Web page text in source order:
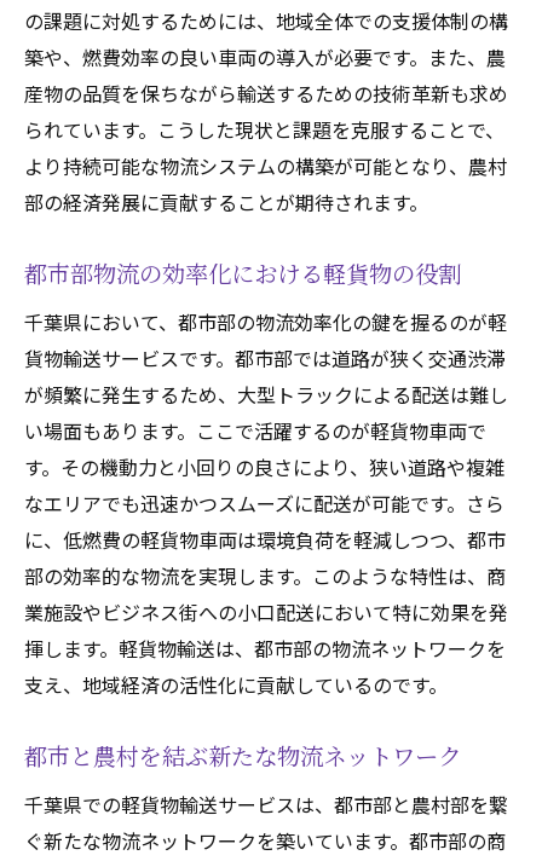
の課題に対処するためには、地域全体での支援体制の構
築や、燃費効率の良い車両の導入が必要です。また、農
産物の品質を保ちながら輸送するための技術革新も求め
られています。こうした現状と課題を克服することで、
より持続可能な物流システムの構築が可能となり、農村
部の経済発展に貢献することが期待されます。
都市部物流の効率化における軽貨物の役割
千葉県において、都市部の物流効率化の鍵を握るのが軽
貨物輸送サービスです。都市部では道路が狭く交通渋滞
が頻繁に発生するため、大型トラックによる配送は難し
い場面もあります。ここで活躍するのが軽貨物車両で
す。その機動力と小回りの良さにより、狭い道路や複雑
なエリアでも迅速かつスムーズに配送が可能です。さら
に、低燃費の軽貨物車両は環境負荷を軽減しつつ、都市
部の効率的な物流を実現します。このような特性は、商
業施設やビジネス街への小口配送において特に効果を発
揮します。軽貨物輸送は、都市部の物流ネットワークを
支え、地域経済の活性化に貢献しているのです。
都市と農村を結ぶ新たな物流ネットワーク
千葉県での軽貨物輸送サービスは、都市部と農村部を繋
ぐ新たな物流ネットワークを築いています。都市部の商